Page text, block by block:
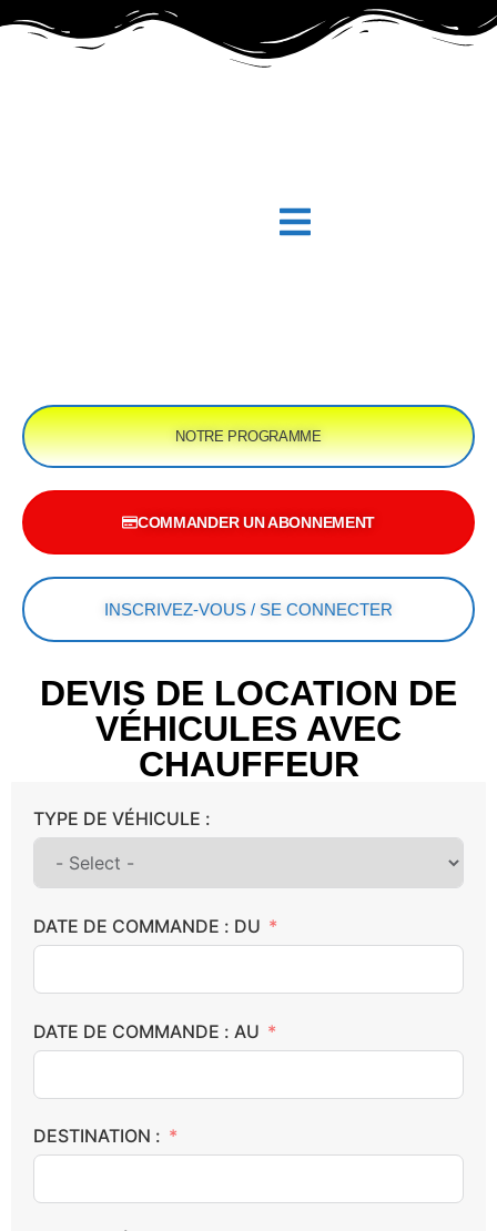
NOTRE PROGRAMME
COMMANDER UN ABONNEMENT
INSCRIVEZ-VOUS / SE CONNECTER
DEVIS DE LOCATION DE
VÉHICULES AVEC
CHAUFFEUR
TYPE DE VÉHICULE :
DATE DE COMMANDE : DU
DATE DE COMMANDE : AU
DESTINATION :